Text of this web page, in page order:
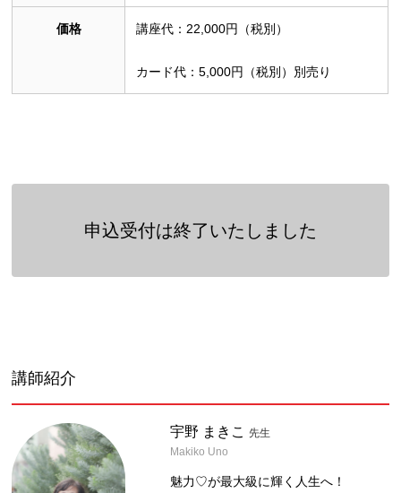
価格 講座代：22,000円（税別）
カード代：5,000円（税別）別売り
申込受付は終了いたしました
講師紹介
宇野 まきこ
先生
Makiko Uno
魅力♡が最大級に輝く人生へ！